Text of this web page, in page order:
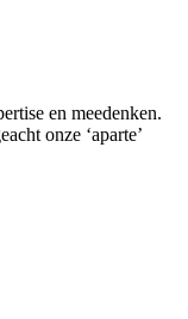
en meedenken.
onze ‘aparte’